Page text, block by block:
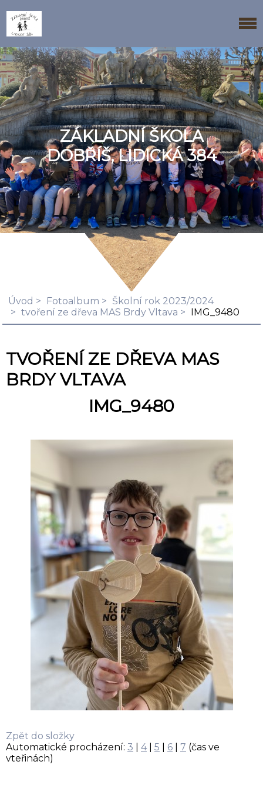
ZÁKLADNÍ ŠKOLA
DOBŘÍŠ, LIDICKÁ 384
Úvod Fotoalbum
Školní rok 2023/2024
tvoření ze dřeva MAS Brdy Vltava
IMG_9480
TVOŘENÍ ZE DŘEVA MAS
BRDY VLTAVA
IMG_9480
Zpět do složky
Automatické procházení: 3 4| 5 6 7 (čas ve
vteřinách)